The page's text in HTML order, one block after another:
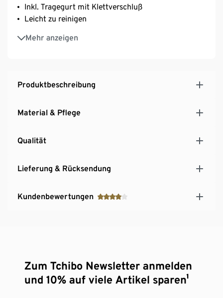
Inkl. Tragegurt mit Klettverschluß
Leicht zu reinigen
Mehr anzeigen
Stärke der Matte ca. 3 mm für maximalen Komfort
Oberseite aus Kork
Produktbeschreibung
Material & Pflege
Qualität
Lieferung & Rücksendung
Kundenbewertungen
Zum Tchibo Newsletter anmelden
und 10% auf viele Artikel sparen¹